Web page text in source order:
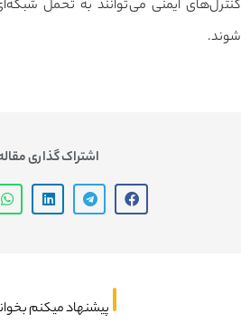
کنترل‌های ایمنی می‌توانند به تحمل
شوند.
اشتراک گذاری
پیشنهاد میکنم